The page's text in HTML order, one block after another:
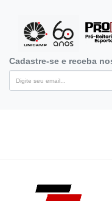
Cadastre-se e receba